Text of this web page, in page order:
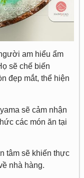
am hiểu ẩm
sẽ chế biến
đẹp mắt, thể hiện
sẽ cảm nhận
các món ăn tại
tâm sẽ khiến thực
nhà hàng.